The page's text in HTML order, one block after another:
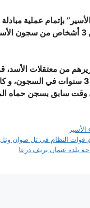
بإتمام عملية
نصف، بينها قضى الاثنان الآخران مدة
وقت سابق بسجن حماه
الأسير
قوات النظام في تل صوان
بلدة عتمان بريف درعا